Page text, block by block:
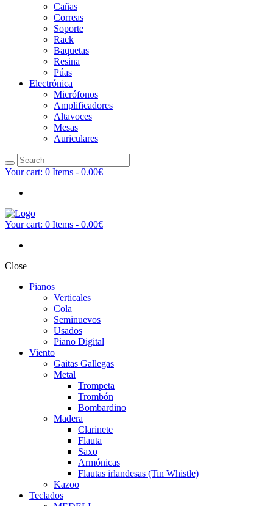
Cañas
Correas
Soporte
Rack
Baquetas
Resina
Púas
Electrónica
Micrófonos
Amplificadores
Altavoces
Mesas
Auriculares
Your cart: 0 Items - 0.00€
Your cart: 0 Items - 0.00€
Close
Pianos
Verticales
Cola
Seminuevos
Usados
Piano Digital
Viento
Gaitas Gallegas
Metal
Trompeta
Trombón
Bombardino
Madera
Clarinete
Flauta
Saxo
Armónicas
Flautas irlandesas (Tin Whistle)
Kazoo
Teclados